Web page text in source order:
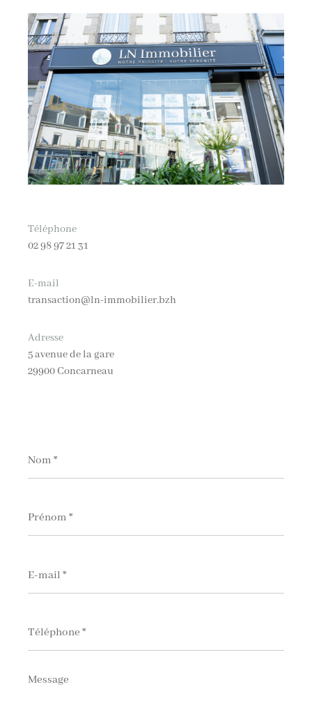
Téléphone
02 98 97 21 31
E-mail
transaction@ln-immobilier.bzh
Adresse
5 avenue de la gare
29900 Concarneau
*
*
mail
*
*
Message
*